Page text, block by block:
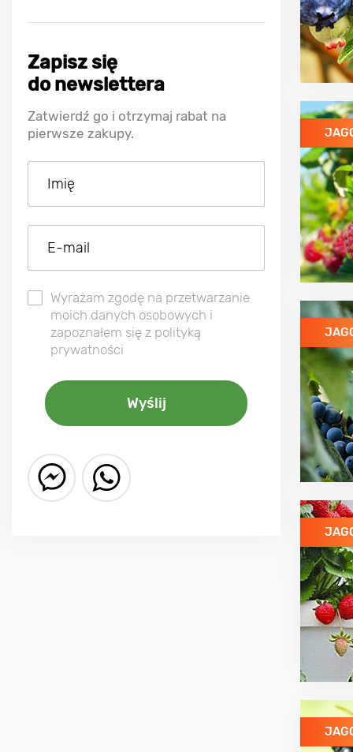
Zapisz się
do newslettera
Zatwierdź go i otrzymaj rabat na
pierwsze zakupy.
Wyrażam zgodę na przetwarzanie
moich danych osobowych i
zapoznałem się z polityką
prywatności